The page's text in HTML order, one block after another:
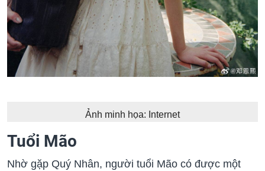
Ảnh minh họa: Internet
Tuổi Mão
Nhờ gặp Quý Nhân, người tuổi Mão có được một